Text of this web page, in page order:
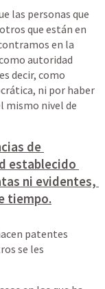
las personas que
que están en
en la
autoridad
decir, como
ni por haber
mismo nivel de
de
establecido
ni evidentes,
tiempo.
patentes
se les